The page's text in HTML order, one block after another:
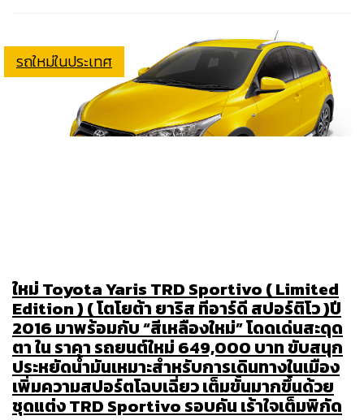
รถใหม่ในประเทศ
ใหม่ Toyota Yaris TRD Sportivo ( Limited
Edition ) ( โตโยต้า ยาริส ทีอาร์ดี สปอร์ติโว )ปี
2016 มาพร้อมกับ “สีเหลืองใหม่” โดดเด่นสะดุด
ตา ใน ราคา รถยนต์ใหม่ 649,000 บาท ขับสนุก
ประหยัดน้ำมันเหมาะสำหรับการเดินทางในเมือง
เพิ่มความสปอร์ตโฉบเฉี่ยว เต็มขั้นมากขึ้นด้วย
ชุดแต่ง TRD Sportivo รอบคัน เร้าใจเต็มพิกัด